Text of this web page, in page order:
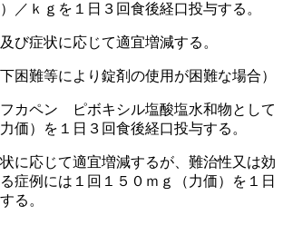
／ｋｇを１日３回食後経口投与する。
び症状に応じて適宜増減する。
困難等により錠剤の使用が困難な場合）
カペン ピボキシル塩酸塩水和物として
価）を１日３回食後経口投与する。
に応じて適宜増減するが、難治性又は効
症例には１回１５０ｍｇ（力価）を１日
る。